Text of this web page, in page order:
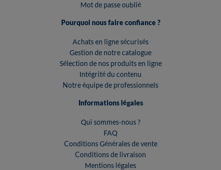
Mot de passe oublié
Pourquoi nous faire confiance ?
Achats en ligne sécurisés
Gestion de notre catalogue
Sélection de nos produits en ligne
Intégrité du contenu
Notre équipe de professionnels
Informations légales
Qui sommes-nous ?
FAQ
Conditions Générales de vente
Conditions de livraison
Mentions légales